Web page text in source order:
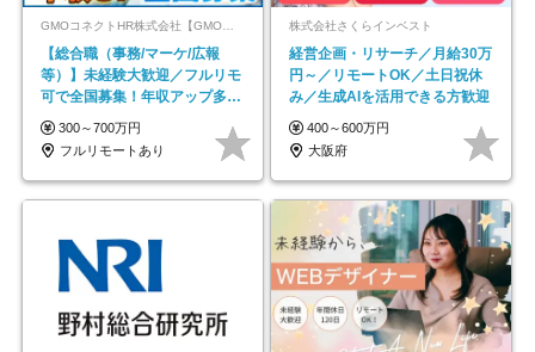
GMOコネクトHR株式会社【GMOインターネットグループ】
【総合職（事務/マーケ/広報
等）】未経験大歓迎／フルリモ
可で全国募集！年収アップ多数
★年休最大130日★
300～700万円
フルリモートあり
株式会社さくらインベスト
経営企画・リサーチ／月給30万
円～／リモートOK／土日祝休
み／生成AIを活用できる方歓迎
400～600万円
大阪府